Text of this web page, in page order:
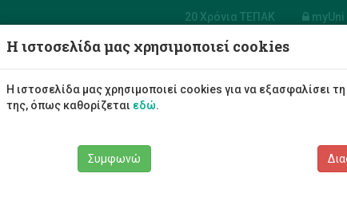
20 Χρόνια ΤΕΠΑΚ myUni
Φοιτητές/τριες
Η ιστοσελίδα μας χρησιμοποιεί cookies
Η ιστοσελίδα μας χρησιμοποιεί cookies για να εξασφαλίσει
της, όπως καθορίζεται εδώ.
Συμφωνώ